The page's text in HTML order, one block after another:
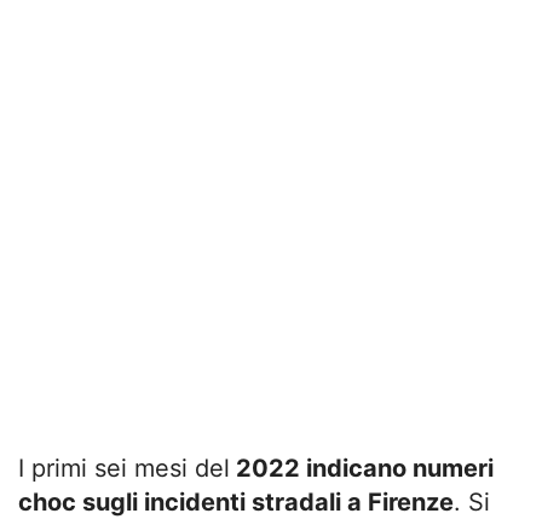
I primi sei mesi del 2022 indicano numeri
choc sugli incidenti stradali a Firenze. Si